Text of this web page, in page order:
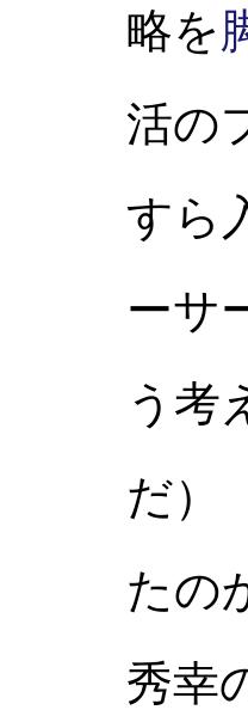
略を
活の
すら
ーサ
う考
だ）
たの
秀幸